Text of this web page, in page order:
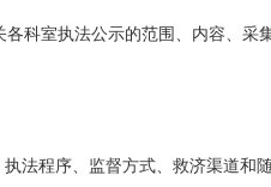
科室执法公示的范围、内容、采
法程序、监督方式、救济渠道和